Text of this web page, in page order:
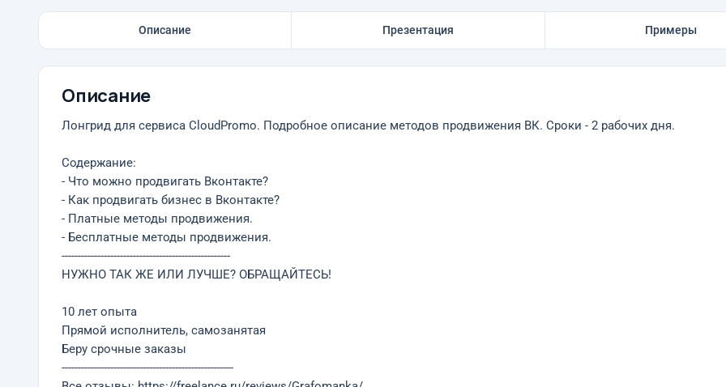
Описание Презентация Примеры
Описание
Лонгрид для сервиса CloudPromo. Подробное описание методов продвижения ВК. Сроки - 2 рабочих дня.
Содержание:
- Что можно продвигать Вконтакте?
- Как продвигать бизнес в Вконтакте?
- Платные методы продвижения.
- Бесплатные методы продвижения.
----------------------------------------------------
НУЖНО ТАК ЖЕ ИЛИ ЛУЧШЕ? ОБРАЩАЙТЕСЬ!
10 лет опыта
Прямой исполнитель, самозанятая
Беру срочные заказы
-----------------------------------------------------